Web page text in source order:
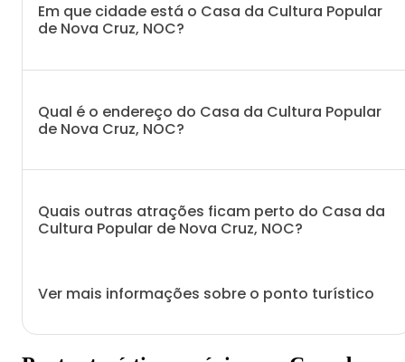
Em que cidade está o Casa da Cultura Popular
de Nova Cruz, NOC?
Qual é o endereço do Casa da Cultura Popular
de Nova Cruz, NOC?
Quais outras atrações ficam perto do Casa da
Cultura Popular de Nova Cruz, NOC?
Ver mais informações sobre o ponto turístico